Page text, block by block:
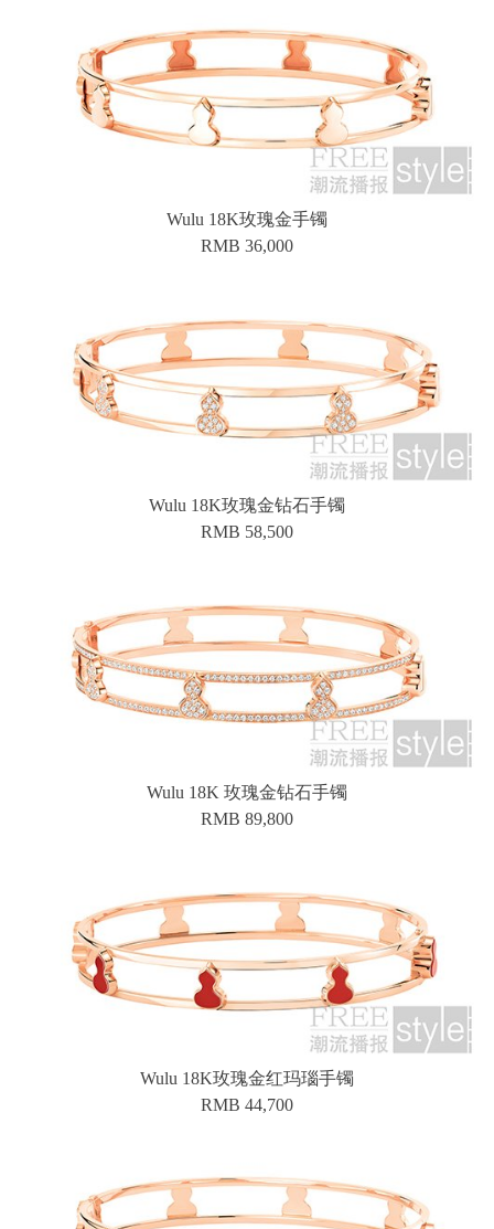
Wulu 18K玫瑰金手镯
RMB 36,000
Wulu 18K玫瑰金钻石手镯
RMB 58,500
Wulu 18K 玫瑰金钻石手镯
RMB 89,800
Wulu 18K玫瑰金红玛瑙手镯
RMB 44,700